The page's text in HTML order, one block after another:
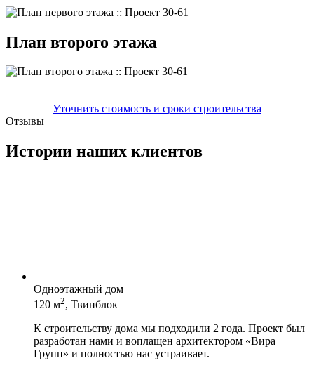
План второго этажа
Уточнить стоимость и сроки строительства
Отзывы
Истории наших клиентов
Одноэтажный дом
120 м2, Твинблок
К строительству дома мы подходили 2 года. Проект был
разработан нами и воплащен архитектором «Вира
Групп» и полностью нас устраивает.